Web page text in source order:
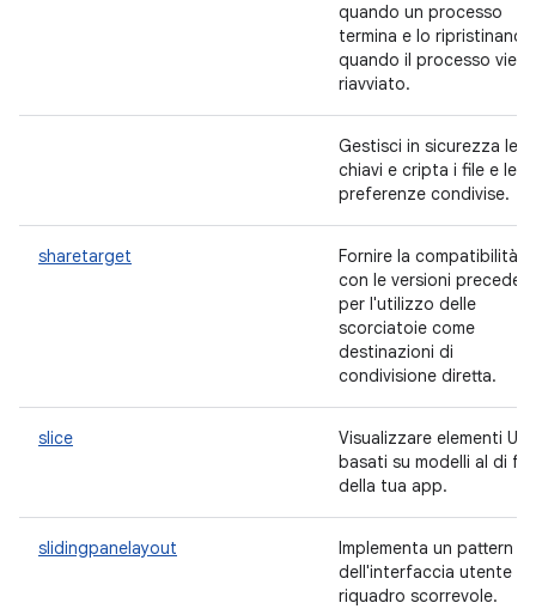
quando un processo
termina e lo ripristinano
quando il processo viene
riavviato.
Gestisci in sicurezza le
chiavi e cripta i file e le
preferenze condivise.
sharetarget
Fornire la compatibilità
con le versioni
per l'utilizzo delle
scorciatoie come
destinazioni di
condivisione diretta.
slice
Visualizzare elementi UI
basati su modelli al di
della tua app.
slidingpanelayout
Implementa un pattern
dell'interfaccia utente a
riquadro scorrevole.